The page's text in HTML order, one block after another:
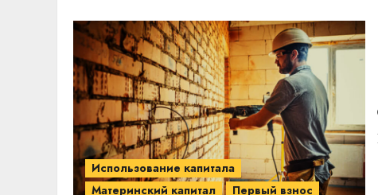
Использование капитала
Материнский капитал
Первый взнос